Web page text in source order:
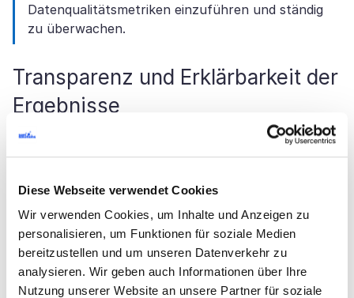
Diese Webseite verwendet Cookies
Wir verwenden Cookies, um Inhalte und Anzeigen zu
personalisieren, um Funktionen für soziale Medien
bereitzustellen und um unseren Datenverkehr zu
analysieren. Wir geben auch Informationen über Ihre
Nutzung unserer Website an unsere Partner für soziale
Datenqualitätsmetriken einzuführen und ständig
zu überwachen.
Transparenz und Erklärbarkeit der
Ergebnisse
KI-Agenten – insbesondere solche auf Basis von Deep
sie treffen Entscheidungen, ohne dass für
genau diesem Ergebnis gekommen ist. Im Marketing
kann dies problematisch sein, wenn z. B. ein KI-
System gewisse Kundengruppen immer wieder
ausschließt oder bevorzugt und das Team nicht